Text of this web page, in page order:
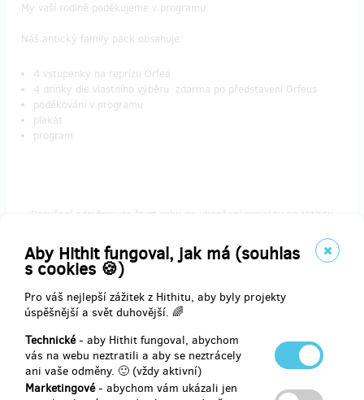
Aby Hithit fungoval, jak má (souhlas
s cookies 🍪)
Pro váš nejlepší zážitek z Hithitu, aby byly projekty
úspěšnější a svět duhovější. 🌈
Technické- aby Hithit fungoval, abychom
vás na webu neztratili a aby se neztrácely
ani vaše odměny. 🙂 (vždy aktivní)
Marketingové- abychom vám ukázali jen
My vaší rodině poděkujeme v programu.
Náš antický family pack obsahuje:
4 vstupenky na reprízu Orfea
4 drinky dle vlastního výběru zdarma po představení Orfeus
poděkování v programu
plakát
program
Doručení odměny: do čtvrt roku po ukončení projektu na Hithitu
zbývá 18
Best of VILA 17/18
Vyberte si a shlédněte v příští sezóně to nejlepší z repertoáru VILY
Štvanice. 5 000 Kč není málo, proto si zasloužíte i antickou
minitrofej!